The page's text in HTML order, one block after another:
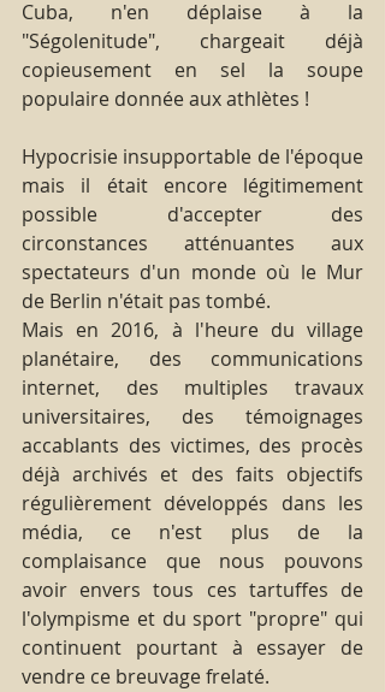
Cuba, n'en déplaise à la
"Ségolenitude", chargeait déjà
copieusement en sel la soupe
populaire donnée aux athlètes !
Hypocrisie insupportable de l'époque
mais il était encore légitimement
possible d'accepter des
circonstances atténuantes aux
spectateurs d'un monde où le Mur
de Berlin n'était pas tombé.
Mais en 2016, à l'heure du village
planétaire, des communications
internet, des multiples travaux
universitaires, des témoignages
accablants des victimes, des procès
déjà archivés et des faits objectifs
régulièrement développés dans les
média, ce n'est plus de la
complaisance que nous pouvons
avoir envers tous ces tartuffes de
l'olympisme et du sport "propre" qui
continuent pourtant à essayer de
vendre ce breuvage frelaté.